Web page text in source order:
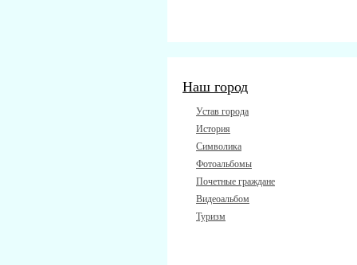
Наш город
Устав города
История
Символика
Фотоальбомы
Почетные граждане
Видеоальбом
Туризм